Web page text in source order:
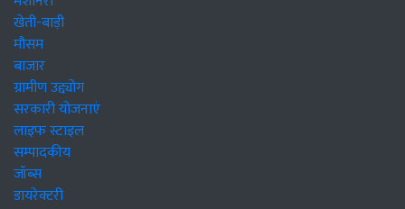
खेती-बाड़ी
मौसम
बाजार
ग्रामीण उद्द्योग
सरकारी योजनाएं
लाइफ स्टाइल
सम्पादकीय
जॉब्स
डायरेक्टरी